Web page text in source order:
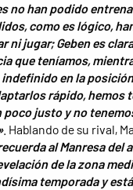
no han podido
como es lógico,
ni jugar; Geben es
que teníamos,
en la
rápido, hemos
poco justo y no
. Hablando de su rival,
al Manresa del
de la zona
temporada y